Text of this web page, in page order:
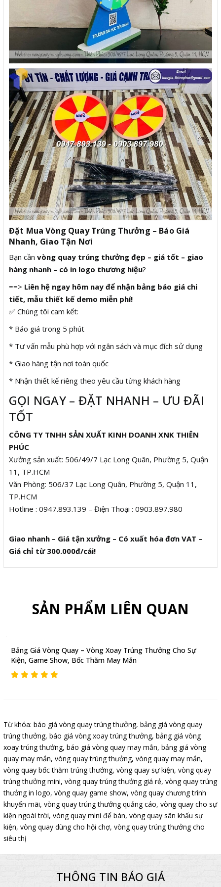
Đặt Mua Vòng Quay Trúng Thưởng – Báo Giá
Nhanh, Giao Tận Nơi
Bạn cần vòng quay trúng thưởng đẹp – giá tốt – giao
hàng nhanh – có in logo thương hiệu?
==> Liên hệ ngay hôm nay để nhận bảng báo giá chi
tiết, mẫu thiết kế demo miễn phí!
✅ Chúng tôi cam kết:
* Báo giá trong 5 phút
* Tư vấn mẫu phù hợp với ngân sách và mục đích sử dụng
* Giao hàng tận nơi toàn quốc
* Nhận thiết kế riêng theo yêu cầu từng khách hàng
GỌI NGAY – ĐẶT NHANH – ƯU ĐÃI
TỐT
CÔNG TY TNHH SẢN XUẤT KINH DOANH XNK THIÊN
PHÚC
Xưởng sản xuất: 506/49/7 Lạc Long Quân, Phường 5, Quận
11, TP.HCM
Văn Phòng: 506/37 Lạc Long Quân, Phường 5, Quận 11,
TP.HCM
Hotline : 0947.893.139 – Điện Thoại : 0903.897.980
Giao nhanh – Giá tận xưởng – Có xuất hóa đơn VAT –
Giá chỉ từ 300.000đ/cái!
SẢN PHẨM LIÊN QUAN
Bảng Giá Vòng Quay – Vòng Xoay Trúng Thưởng Cho Sự
Kiện, Game Show, Bốc Thăm May Mắn
Từ khóa: báo giá vòng quay trúng thưởng, bảng giá vòng quay
trúng thưởng, báo giá vòng xoay trúng thưởng, bảng giá vòng
xoay trúng thưởng, báo giá vòng quay may mắn, bảng giá vòng
quay may mắn, vòng quay trúng thưởng, vòng quay may mắn,
vòng quay bốc thăm trúng thưởng, vòng quay sự kiện, vòng quay
trúng thưởng mini, vòng quay trúng thưởng giá rẻ, vòng quay trúng
thưởng in logo, vòng quay game show, vòng quay chương trình
khuyến mãi, vòng quay trúng thưởng quảng cáo, vòng quay cho sự
kiện ngoài trời, vòng quay mini để bàn, vòng quay sân khấu sự
kiện, vòng quay dùng cho hội chợ, vòng quay trúng thưởng cho
siêu thị
THÔNG TIN BÁO GIÁ